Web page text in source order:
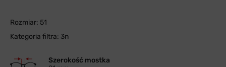
Rozmiar: 51
Kategoria filtra: 3n
Szerokość mostka